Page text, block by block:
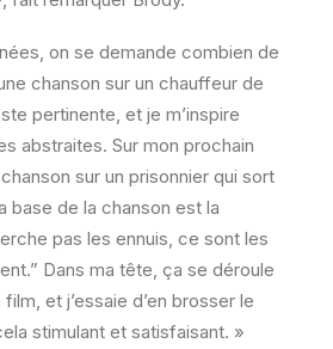
on se demande combien de
chanson sur un chauffeur de
pertinente, et je m’inspire
abstraites. Sur mon prochain
sur un prisonnier qui sort
de la chanson est la
pas les ennuis, ce sont les
Dans ma tête, ça se déroule
et j’essaie d’en brosser le
stimulant et satisfaisant. »